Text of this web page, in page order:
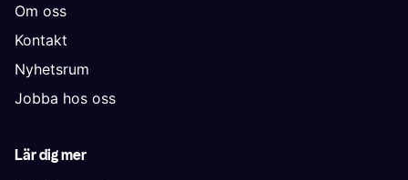
Om oss
Kontakt
Nyhetsrum
Jobba hos oss
Lär dig mer